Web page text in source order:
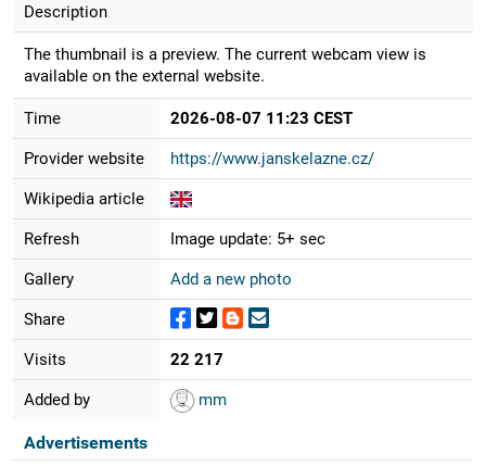
Description
The thumbnail is a preview. The current webcam view is
available on the external website.
Time 2026-08-07 11:23 CEST
Provider website https://www.janskelazne.cz/
Wikipedia article
Refresh Image update: 5+ sec
Gallery Add a new photo
Share
Visits 22 217
Added by mm
Advertisements